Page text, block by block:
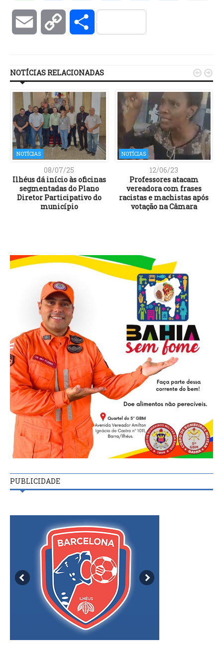
Email Copy Compartilhar
NOTÍCIAS RELACIONADAS
NOTÍCIAS
08/07/25
Ilhéus dá início às oficinas
segmentadas do Plano
Diretor Participativo do
município
NOTÍCIAS
12/06/23
Professores atacam
vereadora com frases
racistas e machistas após
votação na Câmara
 
PUBLICIDADE